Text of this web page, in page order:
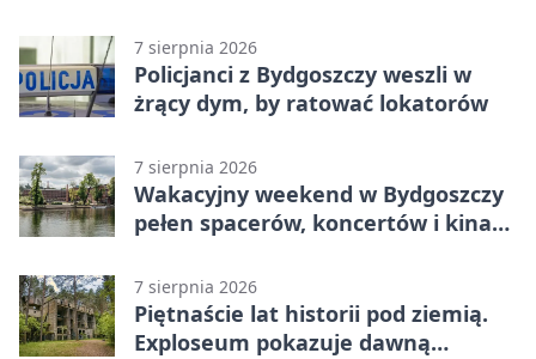
7 sierpnia 2026
Policjanci z Bydgoszczy weszli w
żrący dym, by ratować lokatorów
7 sierpnia 2026
Wakacyjny weekend w Bydgoszczy
pełen spacerów, koncertów i kina
7 sierpnia 2026
Piętnaście lat historii pod ziemią.
Exploseum pokazuje dawną